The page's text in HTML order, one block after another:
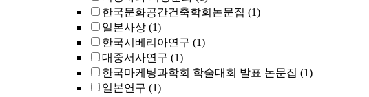
한국문화공간건축학회논문집 (1)
일본사상 (1)
한국시베리아연구 (1)
대중서사연구 (1)
한국마케팅과학회 학술대회 발표 논문집 (1)
일본연구 (1)